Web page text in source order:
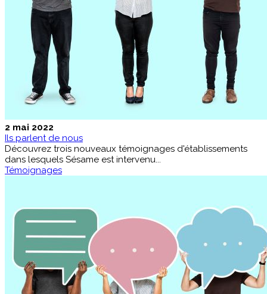
2 mai 2022
Ils parlent de nous
Découvrez trois nouveaux témoignages d'établissements
dans lesquels Sésame est intervenu...
Témoignages